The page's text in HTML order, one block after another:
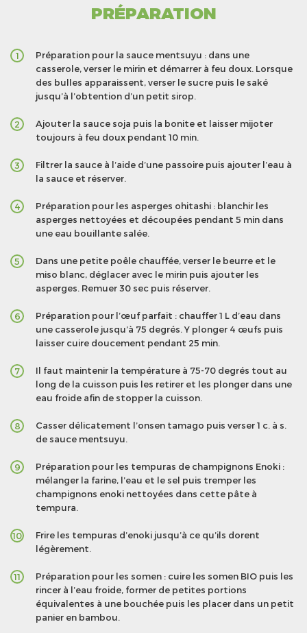
PRÉPARATION
1
Préparation pour la sauce mentsuyu : dans une
casserole, verser le mirin et démarrer à feu doux. Lorsque
des bulles apparaissent, verser le sucre puis le saké
jusqu’à l’obtention d’un petit sirop.
2
Ajouter la sauce soja puis la bonite et laisser mijoter
toujours à feu doux pendant 10 min.
3
Filtrer la sauce à l’aide d’une passoire puis ajouter l’eau à
la sauce et réserver.
4
Préparation pour les asperges ohitashi : blanchir les
asperges nettoyées et découpées pendant 5 min dans
une eau bouillante salée.
5
Dans une petite poêle chauffée, verser le beurre et le
miso blanc, déglacer avec le mirin puis ajouter les
asperges. Remuer 30 sec puis réserver.
6
Préparation pour l’œuf parfait : chauffer 1 L d’eau dans
une casserole jusqu’à 75 degrés. Y plonger 4 œufs puis
laisser cuire doucement pendant 25 min.
7
Il faut maintenir la température à 75-70 degrés tout au
long de la cuisson puis les retirer et les plonger dans une
eau froide afin de stopper la cuisson.
8
Casser délicatement l’onsen tamago puis verser 1 c. à s.
de sauce mentsuyu.
9
Préparation pour les tempuras de champignons Enoki :
mélanger la farine, l’eau et le sel puis tremper les
champignons enoki nettoyées dans cette pâte à
tempura.
10
Frire les tempuras d’enoki jusqu’à ce qu’ils dorent
légèrement.
11
Préparation pour les somen : cuire les somen BIO puis les
rincer à l’eau froide, former de petites portions
équivalentes à une bouchée puis les placer dans un petit
panier en bambou.